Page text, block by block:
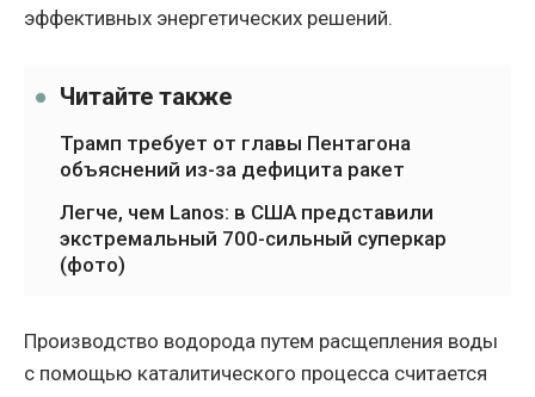
эффективных энергетических решений.
Читайте также
Трамп требует от главы Пентагона
объяснений из-за дефицита ракет
Легче, чем Lanos: в США представили
экстремальный 700-сильный суперкар
(фото)
Производство водорода путем расщепления воды
с помощью каталитического процесса считается